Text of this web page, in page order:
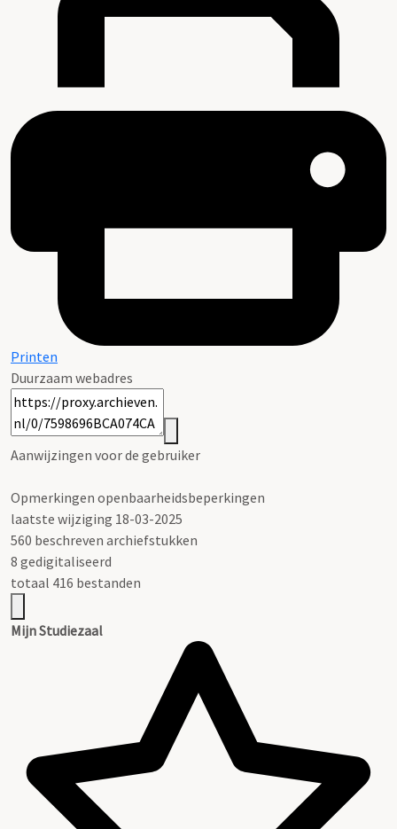
Printen
Duurzaam webadres
Aanwijzingen voor de gebruiker
Opmerkingen openbaarheidsbeperkingen
laatste wijziging 18-03-2025
560 beschreven archiefstukken
8 gedigitaliseerd
totaal 416 bestanden
Mijn Studiezaal